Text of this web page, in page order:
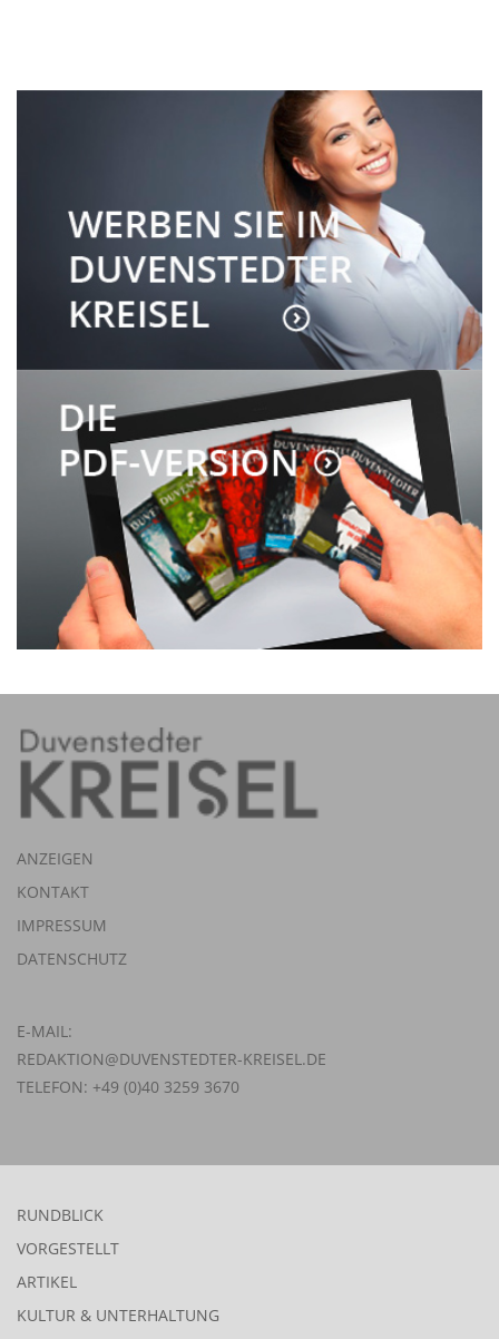
ANZEIGEN
KONTAKT
IMPRESSUM
DATENSCHUTZ
E-MAIL:
REDAKTION@DUVENSTEDTER-KREISEL.DE
TELEFON: +49 (0)40 3259 3670
RUNDBLICK
VORGESTELLT
ARTIKEL
KULTUR & UNTERHALTUNG